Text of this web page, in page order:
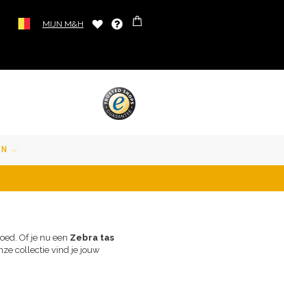
MIJN M&H
Of je nu een Zebra tas
collectie vind je jouw